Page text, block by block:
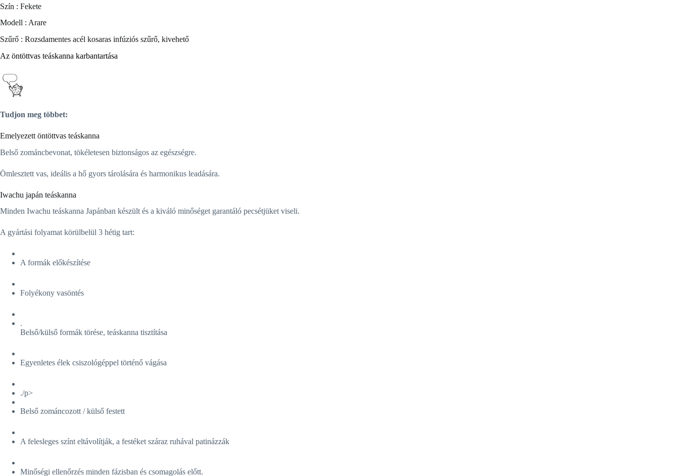
Szín : Fekete
Modell : Arare
Szűrő : Rozsdamentes acél kosaras infúziós szűrő, kivehető
Az öntöttvas teáskanna karbantartása
Tudjon meg többet:
Emelyezett öntöttvas teáskanna
Belső zománcbevonat, tökéletesen biztonságos az egészségre.
Ömlesztett vas, ideális a hő gyors tárolására és harmonikus leadására.
Iwachu japán teáskanna
Minden Iwachu teáskanna Japánban készült és a kiváló minőséget garantáló pecsétjüket viseli.
A gyártási folyamat körülbelül 3 hétig tart:
A formák előkészítése
Folyékony vasöntés
.
Belső/külső formák törése, teáskanna tisztítása
Egyenletes élek csiszológéppel történő vágása
./p>
Belső zománcozott / külső festett
A felesleges színt eltávolítják, a festéket száraz ruhával patinázzák
Minőségi ellenőrzés minden fázisban és csomagolás előtt.